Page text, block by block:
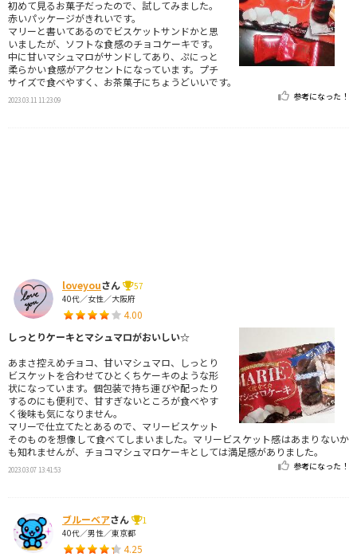
初めて見るお菓子だったので、試してみました。
赤いパッケージがきれいです。
マリーと書いてあるのでビスケットサンドかと思
いましたが、ソフトな食感のチョコケーキです。
中に甘いマシュマロがサンドしてあり、ぷにっと
柔らかい食感がアクセントになっています。プチ
サイズで食べやすく、お茶菓子にちょうどいいです。
2023.03.11 11:23:09 参考になった！
loveyouさん
57
40代／女性／大阪府
4.00
しっとりケーキとマシュマロがおいしい☆
あまさ控えめチョコ、甘いマシュマロ、しっとり
ビスケットを合わせてひとくちケーキのような形
状になっています。個包装で持ち運びや配ったり
するのにも便利で、甘すぎないところが食べやす
く後味も気になりません。
マリーで仕立てたとあるので、マリービスケット
そのものを想像して食べてしまいました。マリービスケット感はあまりないか
も知れませんが、チョコマシュマロケーキとしては満足感がありました。
2023.03.07 13:41:53 参考になった！
ブルーベアさん
1
40代／男性／東京都
4.25